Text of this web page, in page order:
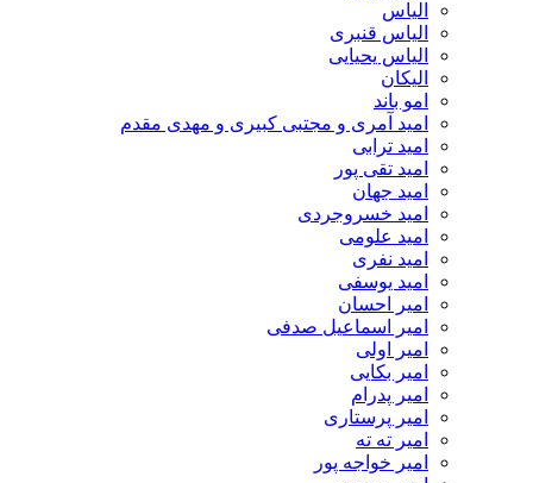
الیاس قنبرى
الیاس یحیایی
امو باند
امید آمری و مجتبی کبیری و مهدى مقدم
امید ترابی
امید تقی پور
امید جهان
امید خسروجردی
امید علومی
امید نفری
امید یوسفی
امیر احسان
امیر اسماعیل صدفی
امیر اولی
امیر بکایی
امیر پدرام
امیر پرستاری
امیر ته ته
امیر خواجه پور